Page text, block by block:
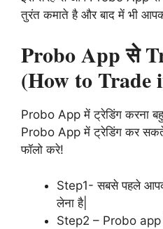
तुरंत कमाते है और बाद में भी
Probo App से
(How to Trade
Probo App में ट्रेडिंग करना
Probo App में ट्रेडिंग कर
फॉलो करे!
Step1- सबसे पहले
लेना है|
Step2 – Probo